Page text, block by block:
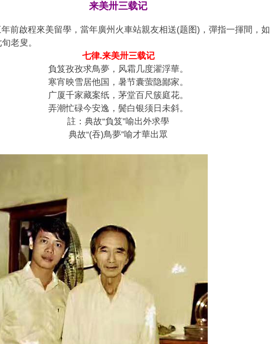
来美卅三载记
啟程來美留學，當年廣州火車站親友相送(题图)，彈指一揮間，如
老叟。
七律.来美卅三载记
負笈孜孜求鳥夢，风霜几度濯浮華。
寒宵映雪居他国，暑节囊萤隐鄙家。
广厦千家藏案纸，茅堂百尺簇庭花。
弄潮忙碌今安逸，鬓白银须日未斜。
註：典故“負笈”喻出外求學
典故“(吞)鳥夢”喻才華出眾